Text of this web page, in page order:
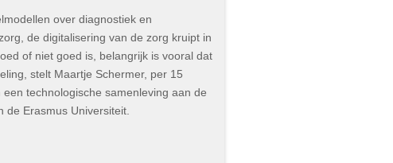
over diagnostiek en
de digitalisering van de zorg kruipt in
of niet goed is, belangrijk is vooral dat
stelt Maartje Schermer, per 15
technologische samenleving aan de
de Erasmus Universiteit.